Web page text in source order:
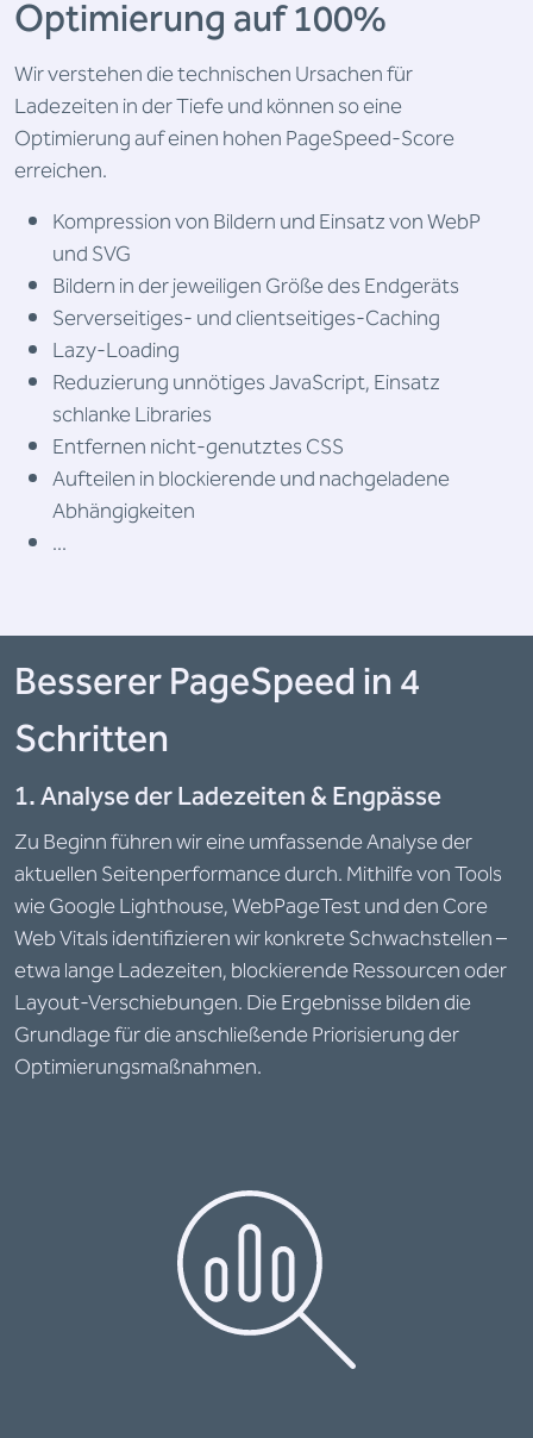
Optimierung auf 100%
Wir verstehen die technischen Ursachen für
Ladezeiten in der Tiefe und können so eine
Optimierung auf einen hohen PageSpeed-Score
erreichen.
Kompression von Bildern und Einsatz von WebP
und SVG
Bildern in der jeweiligen Größe des Endgeräts
Serverseitiges- und clientseitiges-Caching
Lazy-Loading
Reduzierung unnötiges JavaScript, Einsatz
schlanke Libraries
Entfernen nicht-genutztes CSS
Aufteilen in blockierende und nachgeladene
Abhängigkeiten
...
Besserer PageSpeed in 4
Schritten
1. Analyse der Ladezeiten & Engpässe
Zu Beginn führen wir eine umfassende Analyse der
aktuellen Seitenperformance durch. Mithilfe von Tools
wie Google Lighthouse, WebPageTest und den Core
Web Vitals identifizieren wir konkrete Schwachstellen –
etwa lange Ladezeiten, blockierende Ressourcen oder
Layout-Verschiebungen. Die Ergebnisse bilden die
Grundlage für die anschließende Priorisierung der
Optimierungsmaßnahmen.